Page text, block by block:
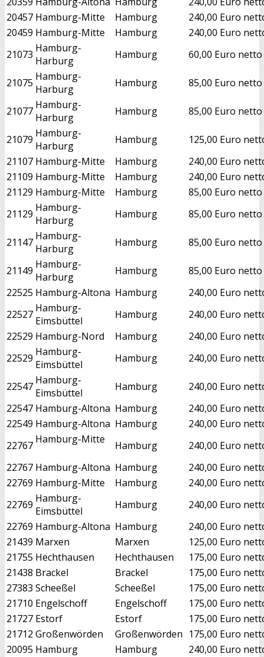
20457 Hamburg-Mitte Hamburg
240,00 Euro
20459 Hamburg-Mitte Hamburg
240,00 Euro
21073 Hamburg-
Harburg
Hamburg 60,00 Euro netto
21075 Hamburg-
Harburg
Hamburg 85,00 Euro netto
21077 Hamburg-
Harburg
Hamburg 85,00 Euro netto
21079 Hamburg-
Harburg
Hamburg
125,00 Euro
21107 Hamburg-Mitte Hamburg
240,00 Euro
21109 Hamburg-Mitte Hamburg
240,00 Euro
21129 Hamburg-Mitte Hamburg
85,00 Euro netto
21129 Hamburg-
Harburg
Hamburg 85,00 Euro netto
21147 Hamburg-
Harburg
Hamburg 85,00 Euro netto
21149 Hamburg-
Harburg
Hamburg
85,00 Euro netto
22525 Hamburg-Altona Hamburg
240,00 Euro
22527 Hamburg-
Eimsbüttel
Hamburg
240,00 Euro
22529 Hamburg-Nord Hamburg
240,00 Euro
22529 Hamburg-
Eimsbüttel
Hamburg 240,00 Euro
22547 Hamburg-
Eimsbüttel
Hamburg
240,00 Euro
22547 Hamburg-Altona Hamburg
240,00 Euro
22549 Hamburg-Altona Hamburg
240,00 Euro
22767 Hamburg-Mitte Hamburg
240,00 Euro
22767 Hamburg-Altona Hamburg
240,00 Euro
22769 Hamburg-Mitte Hamburg
240,00 Euro
22769 Hamburg-
Eimsbüttel
Hamburg
240,00 Euro
22769 Hamburg-Altona Hamburg
240,00 Euro
21439 Marxen Marxen
125,00 Euro
21755 Hechthausen Hechthausen
175,00 Euro
21438 Brackel Brackel
175,00 Euro
27383 Scheeßel Scheeßel
175,00 Euro
21710 Engelschoff Engelschoff
175,00 Euro
21727 Estorf Estorf
175,00 Euro
21712 Großenwörden Großenwörden 175,00 Euro
20095 Hamburg Hamburg
240,00 Euro